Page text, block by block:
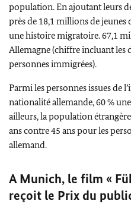
population. En ajoutant leurs
près de 18,1 millions de jeunes
une histoire migratoire. 67,1
Allemagne (chiffre incluant les
personnes immigrées).
Parmi les personnes issues de
nationalité allemande, 60 %
ailleurs, la population
ans contre 45 ans pour les
allemand.
A Munich, le film «
reçoit le Prix du